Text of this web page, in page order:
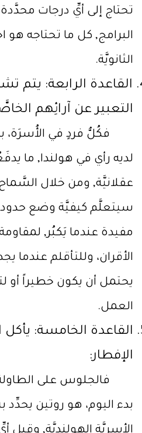
تحتاج إلى أيِّ درجات
البرامج, كل ما تحتاجه هو
الثانويَّة.
القاعدة الرابعة: يتم
التعبير عن آرائِهم
فكُلُّ فردٍ في الأُسرَة،
لديه رأي في هولندا, ما
عقلانيَّة, ومن خلال
سيتعلَّم كيفيَّة وضع
مفيدة عندما يَكبُر,
الأقران، وللتأقلم
يحتمل أن يكون خطيراً أو
العمل.
القاعدة الخامسة:
الإفطار:
فالجلوس على الطاولة
بدء اليوم، هو روتين